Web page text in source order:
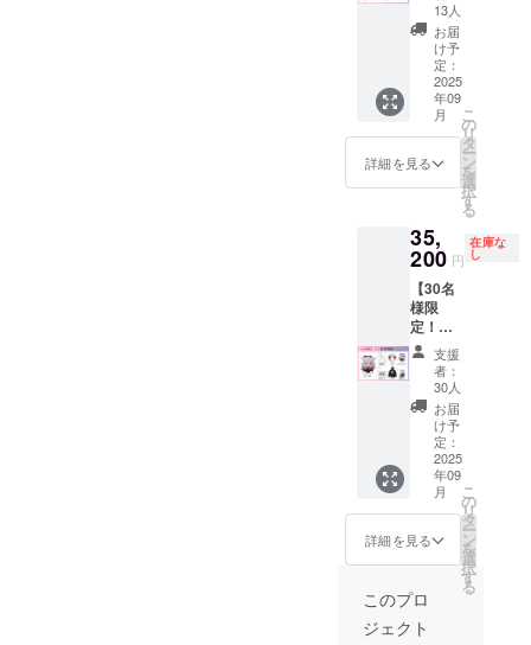
ド 1点
●ぬいぐ
るみは
含まれ
ません
のでご
注意く
ださ
い。 画
金額に
は消費
（10%
）と送
料990円
を含ん
でおり
ます。
・アク
リルス
タン
ド 1点
・クラ
ファン
記念
カー
ド 1点
画像は
す。 金
額には
消費税
（10%
）と送
料660円
を含ん
でおり
ます。
13人
お届
け予
定：
2025
年09
月
詳細を見る
こ
の
リ
タ
ー
ン
を
選
択
す
る
35,
200 円
在庫な
し
【30名
様限
定！】
直筆色
紙プラ
いぐる
み 1点
・直筆
色紙 1
点 ・ぷ
に缶 1
点 ・ア
クリル
スタン
ド 1点
・クリ
アポー
チ 1点
支援
者：
30人
お届
け予
定：
2025
年09
月
詳細を見る
こ
の
リ
タ
ー
ン
を
選
択
す
る
このプロ
ジェクト